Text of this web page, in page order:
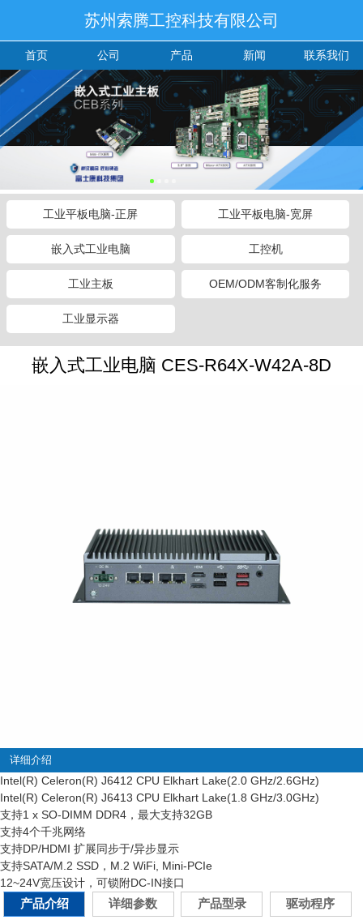
苏州索腾工控科技有限公司
首页 公司 产品 新闻 联系我们
工业平板电脑-正屏 工业平板电脑-宽屏
嵌入式工业电脑 工控机
工业主板 OEM/ODM客制化服务
工业显示器
嵌入式工业电脑 CES-R64X-W42A-8D
详细介绍
Intel(R) Celeron(R) J6412 CPU Elkhart Lake(2.0 GHz/2.6GHz)
Intel(R) Celeron(R) J6413 CPU Elkhart Lake(1.8 GHz/3.0GHz)
支持1 x SO-DIMM DDR4，最大支持32GB
支持4个千兆网络
支持DP/HDMI 扩展同步于/异步显示
支持SATA/M.2 SSD，M.2 WiFi, Mini-PCIe
12~24V宽压设计，可锁附DC-IN接口
产品介绍
详细参数 产品型录 驱动程序